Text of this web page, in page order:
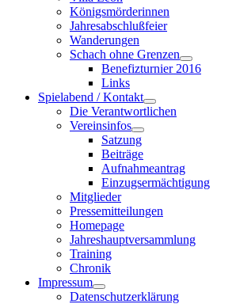
Königsmörderinnen
Jahresabschlußfeier
Wanderungen
Schach ohne Grenzen
Benefizturnier 2016
Links
Spielabend / Kontakt
Die Verantwortlichen
Vereinsinfos
Satzung
Beiträge
Aufnahmeantrag
Einzugsermächtigung
Mitglieder
Pressemitteilungen
Homepage
Jahreshauptversammlung
Training
Chronik
Impressum
Datenschutzerklärung